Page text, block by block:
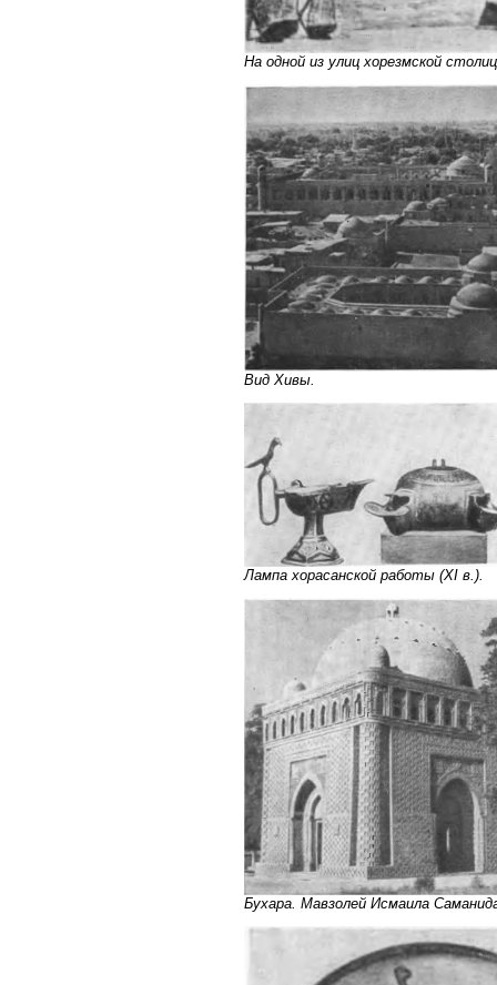
На одной из улиц хорезмской
Вид Хивы.
Лампа хорасанской работы (XI в.).
Бухара. Мавзолей Исмаила